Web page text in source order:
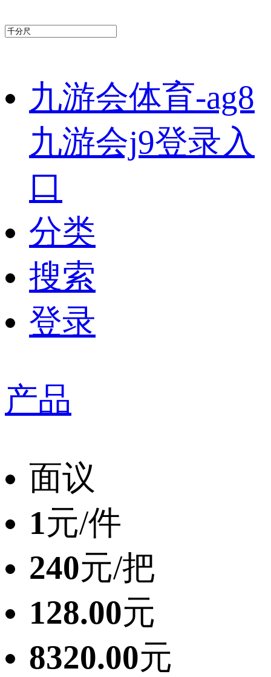
九游会体育-ag8
九游会j9登录入
口
分类
搜索
登录
产品
面议
1元/件
240元/把
128.00元
8320.00元